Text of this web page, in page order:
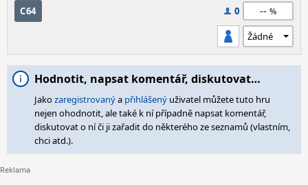
C64 0 --
Hodnotit, napsat komentář, diskutovat…
Jakozaregistrovanýa přihlášený uživatel můžete tuto hru
nejen ohodnotit, ale také k ní případně napsat komentář,
diskutovat o ní či ji zařadit do některého ze seznamů (vlastním,
chci atd.).